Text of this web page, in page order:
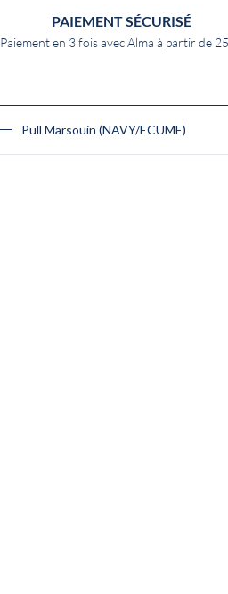
PAIEMENT SÉCURISÉ
Paiement en 3 fois avec Alma à partir de
Pull Marsouin (NAVY/ECUME)